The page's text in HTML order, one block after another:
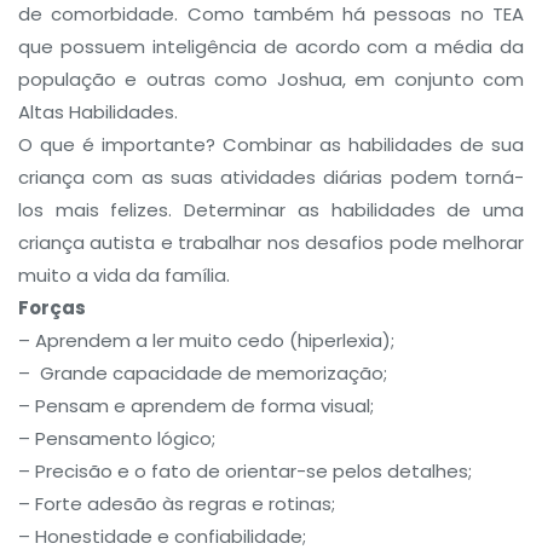
de comorbidade. Como também há pessoas no TEA
que possuem inteligência de acordo com a média da
população e outras como Joshua, em conjunto com
Altas Habilidades.
O que é importante? Combinar as habilidades de sua
criança com as suas atividades diárias podem torná-
los mais felizes. Determinar as habilidades de uma
criança autista e trabalhar nos desafios pode melhorar
muito a vida da família.
Forças
– Aprendem a ler muito cedo (hiperlexia);
– Grande capacidade de memorização;
– Pensam e aprendem de forma visual;
– Pensamento lógico;
– Precisão e o fato de orientar-se pelos detalhes;
– Forte adesão às regras e rotinas;
– Honestidade e confiabilidade;